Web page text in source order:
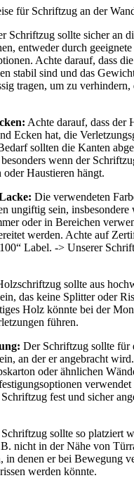
für Schriftzug an der
Schriftzug sollte sicher an
entweder durch
Achte darauf, dass die
stabil sind und das
tragen, um zu verhindern,
Achte darauf, dass der
Ecken hat, die
sollten die Kanten
wenn der
Haustieren hängt.
Die verwendeten
ungiftig sein, insbesondere
oder in Bereichen
werden. Achte auf
Label. -> Unserer
sollte aus
das keine Splitter oder
Holz könnte bei der
führen.
Der Schriftzug sollte für
an der er angebracht
oder ähnlichen
fest und sicher
sollte so platziert
nicht in der Nähe von
in denen er bei Bewegung
werden könnte.